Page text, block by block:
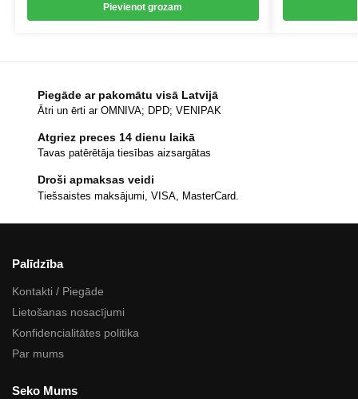
Pievienot grozam
Piegāde ar pakomātu visā Latvijā
Ātri un ērti ar OMNIVA; DPD; VENIPAK
Atgriez preces 14 dienu laikā
Tavas patērētāja tiesības aizsargātas
Droši apmaksas veidi
Tiešsaistes maksājumi, VISA, MasterCard.
Palīdzība
Kontakti / Piegāde
Lietošanas nosacījumi
Konfidencialitātes politika
Par mums
Seko Mums